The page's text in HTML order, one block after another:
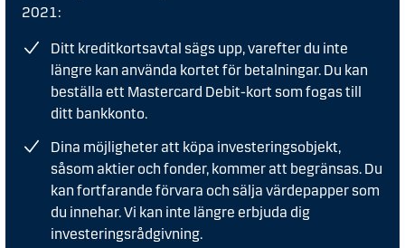
2021:
Ditt kreditkortsavtal sägs upp, varefter du inte
längre kan använda kortet för betalningar. Du kan
beställa ett Mastercard Debit-kort som fogas till
ditt bankkonto.
Dina möjligheter att köpa investeringsobjekt,
såsom aktier och fonder, kommer att begränsas. Du
kan fortfarande förvara och sälja värdepapper som
du innehar. Vi kan inte längre erbjuda dig
investeringsrådgivning.